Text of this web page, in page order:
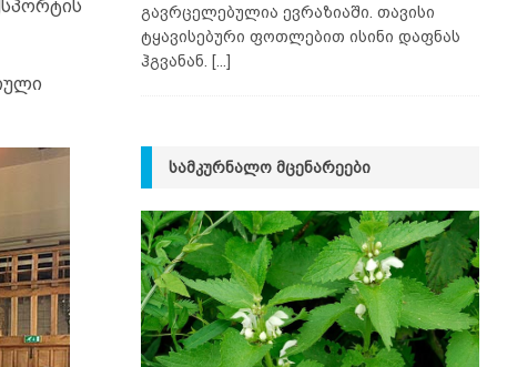
გავრცელებულია ევრაზიაში. თავისი
ტყავისებური ფოთლებით ისინი დაფნას
ჰგვანან. [...]
ᲡᲐᲛᲙᲣᲠᲜᲐᲚᲝ ᲛᲪᲔᲜᲐᲠᲔᲔᲑᲘ